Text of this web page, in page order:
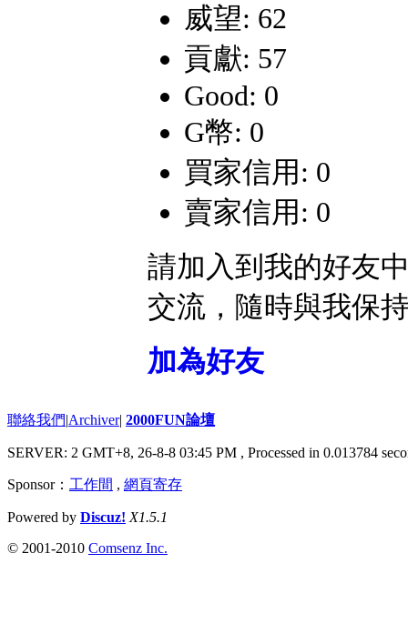
威望: 62
貢獻: 57
Good: 0
G幣: 0
買家信用: 0
賣家信用: 0
請加入到我的好友
交流，隨時與我保
加為好友
聯絡我們|Archiver| 2000FUN論壇
SERVER: 2 GMT+8, 26-8-8 03:45 PM , Processed in 0.013784
Sponsor： 工作間 , 網頁寄存
Powered by Discuz! X1.5.1
© 2001-2010 Comsenz Inc.